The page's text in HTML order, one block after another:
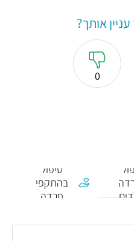
אותך?
0
טיפול
בהתקפי
חרדה